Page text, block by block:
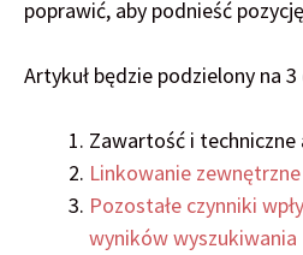
poprawić, aby podnieść
Artykuł będzie podzielony na 3
Zawartość i
Linkowanie zewnętrzne
Pozostałe czynniki
wyników wyszukiwania